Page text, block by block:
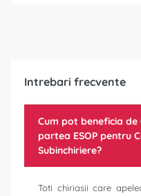
Intrebari frecvente
Cum pot beneficia de
partea ESOP pentru
Subinchiriere?
Toti chiriasii care